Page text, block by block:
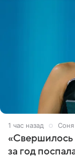
1 час назад
«Свершилось
за год